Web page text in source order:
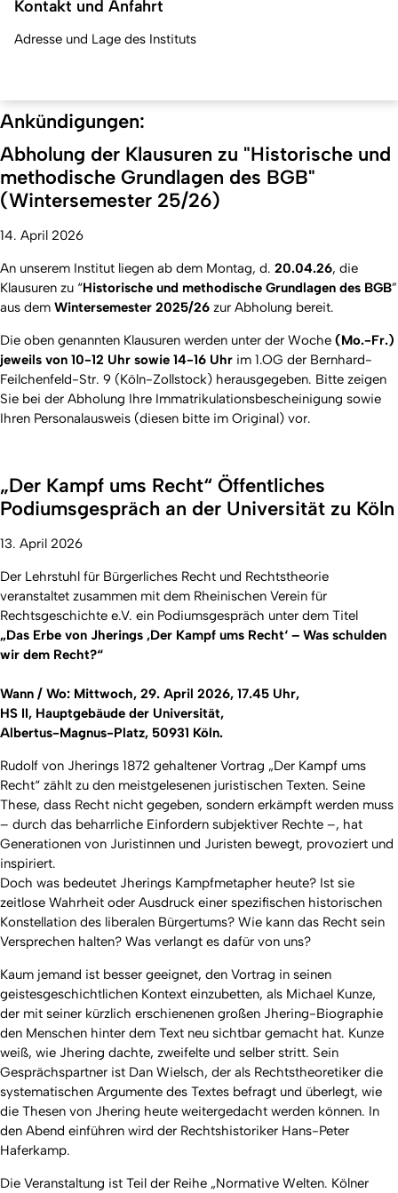
Kontakt und Anfahrt
Adresse und Lage des Instituts
Ankündigungen:
Abholung der Klausuren zu "Historische und
methodische Grundlagen des BGB"
(Wintersemester 25/26)
14. April 2026
An unserem Institut liegen ab dem Montag, d. 20.04.26, die
Klausuren zu “Historische und methodische Grundlagen des BGB”
aus dem Wintersemester 2025/26 zur Abholung bereit.
Die oben genannten Klausuren werden unter der Woche (Mo.-Fr.)
jeweils von 10-12 Uhr sowie 14-16 Uhr im 1.OG der Bernhard-
Feilchenfeld-Str. 9 (Köln-Zollstock) herausgegeben. Bitte zeigen
Sie bei der Abholung Ihre Immatrikulationsbescheinigung sowie
Ihren Personalausweis (diesen bitte im Original) vor.
„Der Kampf ums Recht“ Öffentliches
Podiumsgespräch an der Universität zu Köln
13. April 2026
Der Lehrstuhl für Bürgerliches Recht und Rechtstheorie
veranstaltet zusammen mit dem Rheinischen Verein für
Rechtsgeschichte e.V. ein Podiumsgespräch unter dem Titel
„Das Erbe von Jherings ‚Der Kampf ums Recht‘ – Was schulden
wir dem Recht?“
Wann / Wo: Mittwoch, 29. April 2026, 17.45 Uhr,
HS II, Hauptgebäude der Universität,
Albertus-Magnus-Platz, 50931 Köln.
Rudolf von Jherings 1872 gehaltener Vortrag „Der Kampf ums
Recht“ zählt zu den meistgelesenen juristischen Texten. Seine
These, dass Recht nicht gegeben, sondern erkämpft werden muss
– durch das beharrliche Einfordern subjektiver Rechte –, hat
Generationen von Juristinnen und Juristen bewegt, provoziert und
inspiriert.
Doch was bedeutet Jherings Kampfmetapher heute? Ist sie
zeitlose Wahrheit oder Ausdruck einer spezifischen historischen
Konstellation des liberalen Bürgertums? Wie kann das Recht sein
Versprechen halten? Was verlangt es dafür von uns?
Kaum jemand ist besser geeignet, den Vortrag in seinen
geistesgeschichtlichen Kontext einzubetten, als Michael Kunze,
der mit seiner kürzlich erschienenen großen Jhering-Biographie
den Menschen hinter dem Text neu sichtbar gemacht hat. Kunze
weiß, wie Jhering dachte, zweifelte und selber stritt. Sein
Gesprächspartner ist Dan Wielsch, der als Rechtstheoretiker die
systematischen Argumente des Textes befragt und überlegt, wie
die Thesen von Jhering heute weitergedacht werden können. In
den Abend einführen wird der Rechtshistoriker Hans-Peter
Haferkamp.
Die Veranstaltung ist Teil der Reihe „Normative Welten. Kölner